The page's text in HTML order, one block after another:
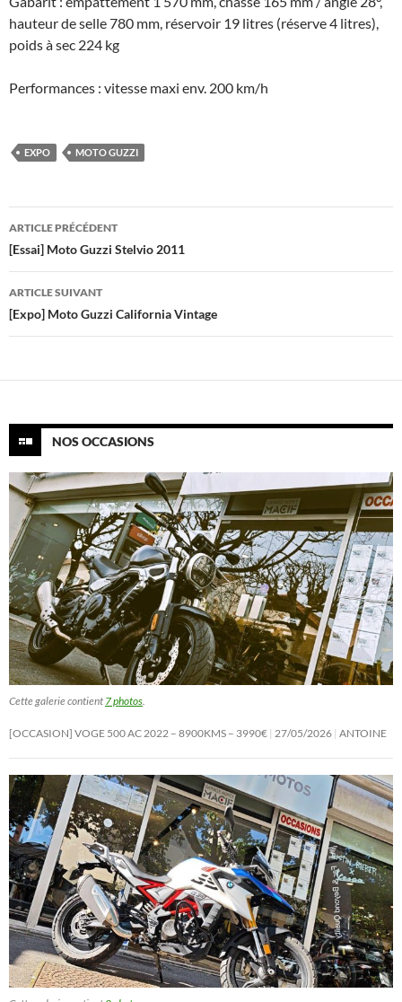
hauteur de selle 780 mm, réservoir 19 litres (réserve 4 litres),
poids à sec 224 kg
Performances : vitesse maxi env. 200 km/h
EXPO MOTO GUZZI
Navigation
des
articles
ARTICLE PRÉCÉDENT
[Essai] Moto Guzzi Stelvio 2011
ARTICLE SUIVANT
[Expo] Moto Guzzi California Vintage
NOS OCCASIONS
Cette galerie contient 7 photos
[OCCASION] VOGE 500 AC 2022 – 8900KMS – 3990€ 27/05/2026 ANTOINE